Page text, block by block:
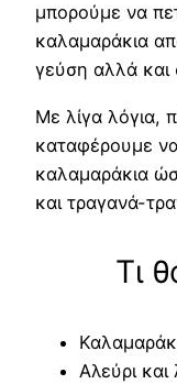
μπορούμε να
καλαμαράκια
γεύση αλλά και
Με λίγα λόγια,
καταφέρουμε
καλαμαράκια
και τραγανά-
Τι
Αλεύρι